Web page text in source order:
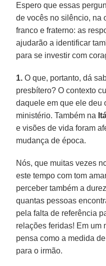
Espero que essas
de vocês no silêncio, na
franco e fraterno: as
ajudarão a identificar
para se investir com
1. O que, portanto, dá
presbítero? O contexto
daquele em que ele deu
ministério. Também na
e visões de vida foram
mudança de época.
Nós, que muitas vezes
este tempo com tom
perceber também a
quantas pessoas
pela falta de referência
relações feridas! Em um
pensa como a medida
para o irmão.